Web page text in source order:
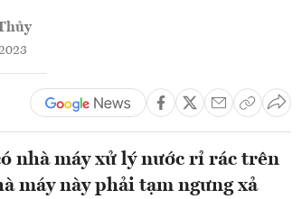
nhà máy xử lý nước rỉ rác trên
máy này phải tạm ngưng xả